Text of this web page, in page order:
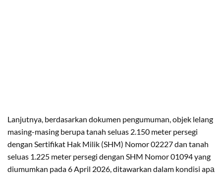
Lanjutnya, berdasarkan dokumen pengumuman, objek lelang
masing-masing berupa tanah seluas 2.150 meter persegi
dengan Sertifikat Hak Milik (SHM) Nomor 02227 dan tanah
seluas 1.225 meter persegi dengan SHM Nomor 01094 yang
diumumkan pada 6 April 2026, ditawarkan dalam kondisi apа